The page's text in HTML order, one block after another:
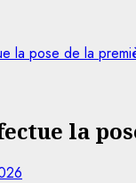
la pose de la
la